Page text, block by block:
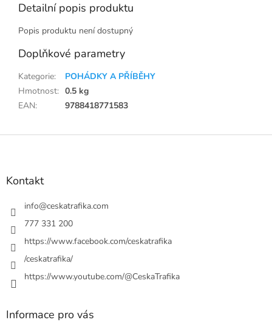
Detailní popis produktu
Popis produktu není dostupný
Doplňkové parametry
Kategorie:
POHÁDKY A PŘÍBĚHY
Hmotnost: 0.5 kg
EAN: 9788418771583
Z
Kontakt
info@ceskatrafika.com
777 331 200
https://www.facebook.com/ceskatrafika
/ceskatrafika/
https://www.youtube.com/@CeskaTrafika
Informace pro vás